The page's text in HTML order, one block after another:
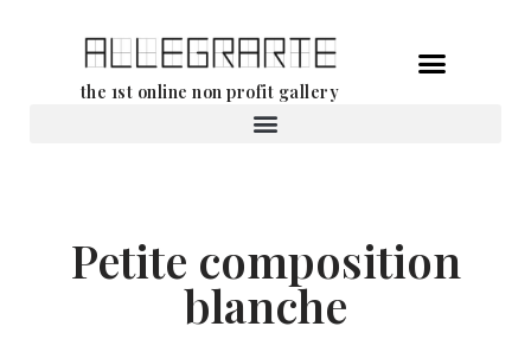
the 1st online non profit gallery
Petite composition
blanche